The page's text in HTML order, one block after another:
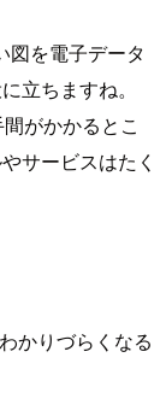
図を電子データ
立ちますね。
がかかるとこ
サービスはたく
かりづらくなる